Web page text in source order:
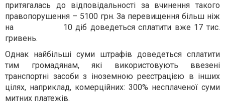
притягалась до відповідальності за вчинення такого
правопорушення – 5100 грн. За перевищення більш ніж
на 10 діб доведеться сплатити вже 17 тис.
гривень.
Однак найбільші суми штрафів доведеться сплатити
тим громадянам, які використовують ввезені
транспортні засоби з іноземною реєстрацією в інших
цілях, наприклад, комерційних: 300% несплаченої суми
митних платежів.